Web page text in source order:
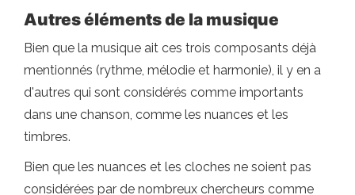
Autres éléments de la musique
Bien que la musique ait ces trois composants déjà
mentionnés (rythme, mélodie et harmonie), il y en a
d'autres qui sont considérés comme importants
dans une chanson, comme les nuances et les
timbres.
Bien que les nuances et les cloches ne soient pas
considérées par de nombreux chercheurs comme